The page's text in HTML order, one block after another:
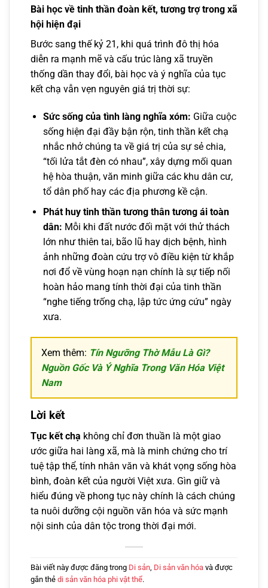
Bài học về tinh thần đoàn kết, tương trợ trong xã
hội hiện đại
Bước sang thế kỷ 21, khi quá trình đô thị hóa
diễn ra mạnh mẽ và cấu trúc làng xã truyền
thống dần thay đổi, bài học và ý nghĩa của tục
kết chạ vẫn vẹn nguyên giá trị thời sự:
Sức sống của tình làng nghĩa xóm: Giữa cuộc
sống hiện đại đầy bận rộn, tinh thần kết chạ
nhắc nhở chúng ta về giá trị của sự sẻ chia,
“tối lửa tắt đèn có nhau”, xây dựng mối quan
hệ hòa thuận, văn minh giữa các khu dân cư,
tổ dân phố hay các địa phương kề cận.
Phát huy tinh thần tương thân tương ái toàn
dân: Mỗi khi đất nước đối mặt với thử thách
lớn như thiên tai, bão lũ hay dịch bệnh, hình
ảnh những đoàn cứu trợ vô điều kiện từ khắp
nơi đổ về vùng hoạn nạn chính là sự tiếp nối
hoàn hảo mang tính thời đại của tinh thần
“nghe tiếng trống chạ, lập tức ứng cứu” ngày
xưa.
Xem thêm: Tín Ngưỡng Thờ Mẫu Là Gì?
Nguồn Gốc Và Ý Nghĩa Trong Văn Hóa Việt
Nam
Lời kết
Tục kết chạ không chỉ đơn thuần là một giao
ước giữa hai làng xã, mà là minh chứng cho trí
tuệ tập thể, tính nhân văn và khát vọng sống hòa
bình, đoàn kết của người Việt xưa. Gìn giữ và
hiểu đúng về phong tục này chính là cách chúng
ta nuôi dưỡng cội nguồn văn hóa và sức mạnh
nội sinh của dân tộc trong thời đại mới.
Bài viết này được đăng trong Di sản Di sản văn hóa và được
gắn thẻ di sản văn hóa phi vật thể.